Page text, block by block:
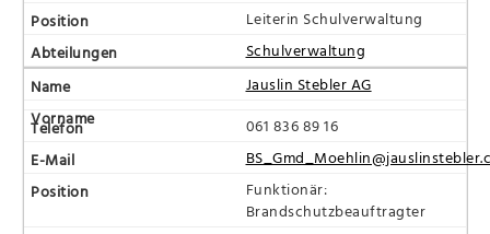
Leiterin Schulverwaltung
Schulverwaltung
Jauslin Stebler AG
061 836 89 16
Funktionär:
Brandschutzbeauftragter